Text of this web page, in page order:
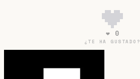
❤ 0
¿TE HA GUSTADO?